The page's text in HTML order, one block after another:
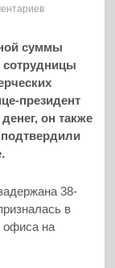
суммы
сотрудницы
президент
он также
38-
в
офиса на